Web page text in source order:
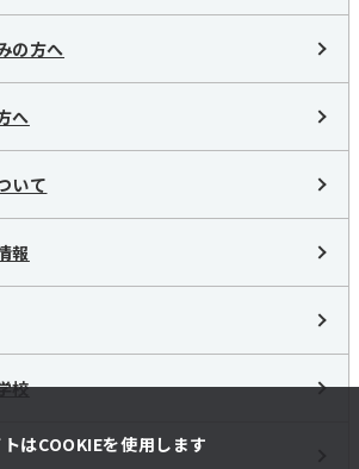
はCOOKIEを使用します
の方へ
へ
いて
報
校